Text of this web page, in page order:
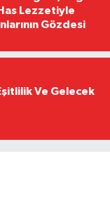
Lezzetiyle
Gözdesi
Ve Gelecek